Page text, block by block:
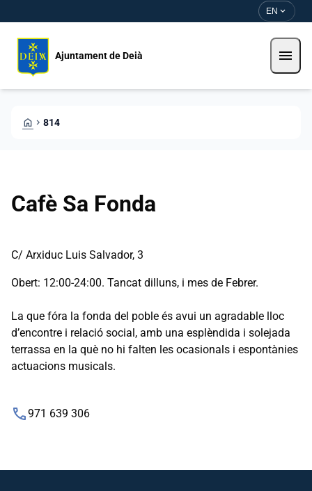
EN expand_more
Ajuntament de Deià menu
HOME CHEVRON_RIGHT 814
Cafè Sa Fonda
C/ Arxiduc Luis Salvador, 3
Obert: 12:00-24:00. Tancat dilluns, i mes de Febrer.
La que fóra la fonda del poble és avui un agradable lloc
d’encontre i relació social, amb una esplèndida i solejada
terrassa en la què no hi falten les ocasionals i espontànies
actuacions musicals.
phone971 639 306